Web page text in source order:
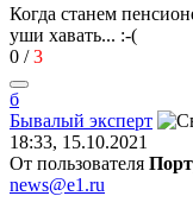
Когда станем
уши хавать... :-(
0 /3
б
Бывалый эксперт
18:33, 15.10.2021
От пользователя
news@e1.ru